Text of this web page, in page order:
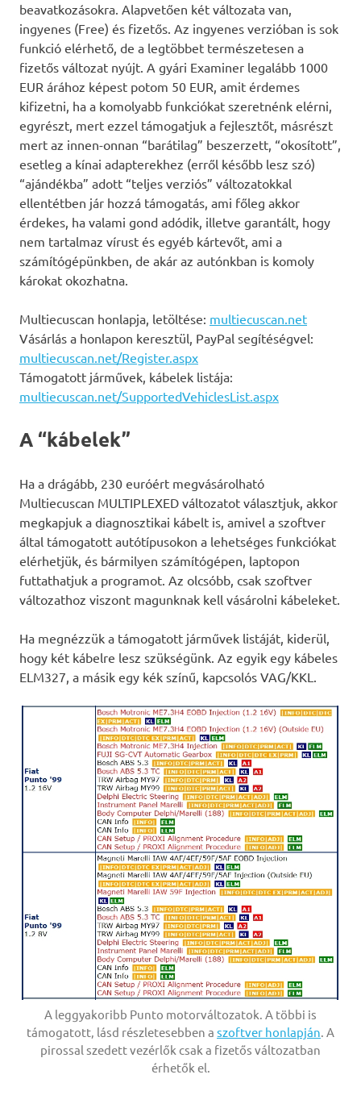
beavatkozásokra. Alapvetően két változata van,
ingyenes (Free) és fizetős. Az ingyenes verzióban is sok
funkció elérhető, de a legtöbbet természetesen a
fizetős változat nyújt. A gyári Examiner legalább 1000
EUR árához képest potom 50 EUR, amit érdemes
kifizetni, ha a komolyabb funkciókat szeretnénk elérni,
egyrészt, mert ezzel támogatjuk a fejlesztőt, másrészt
mert az innen-onnan “barátilag” beszerzett, “okosított”,
esetleg a kínai adapterekhez (erről később lesz szó)
“ajándékba” adott “teljes verziós” változatokkal
ellentétben jár hozzá támogatás, ami főleg akkor
érdekes, ha valami gond adódik, illetve garantált, hogy
nem tartalmaz vírust és egyéb kártevőt, ami a
számítógépünkben, de akár az autónkban is komoly
károkat okozhatna.
Multiecuscan honlapja, letöltése: multiecuscan.net
Vásárlás a honlapon keresztül, PayPal segítéségvel:
multiecuscan.net/Register.aspx
Támogatott járművek, kábelek listája:
multiecuscan.net/SupportedVehiclesList.aspx
A “kábelek”
Ha a drágább, 230 euróért megvásárolható
Multiecuscan MULTIPLEXED változatot választjuk, akkor
megkapjuk a diagnosztikai kábelt is, amivel a szoftver
által támogatott autótípusokon a lehetséges funkciókat
elérhetjük, és bármilyen számítógépen, laptopon
futtathatjuk a programot. Az olcsóbb, csak szoftver
változathoz viszont magunknak kell vásárolni kábeleket.
Ha megnézzük a támogatott járművek listáját, kiderül,
hogy két kábelre lesz szükségünk. Az egyik egy kábeles
ELM327, a másik egy kék színű, kapcsolós VAG/KKL.
A leggyakoribb Punto motorváltozatok. A többi is
támogatott, lásd részletesebben a szoftver honlapján. A
pirossal szedett vezérlők csak a fizetős változatban
érhetők el.